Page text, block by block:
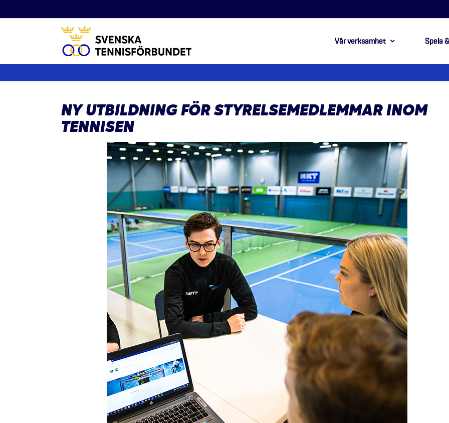
till
Vår verksamhet Spela
NY UTBILDNING FÖR STYRELSEMEDLEMMAR INOM
TENNISEN